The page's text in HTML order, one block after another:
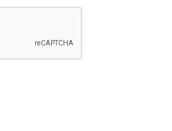
and e-mail addresses turn into links
automatically.